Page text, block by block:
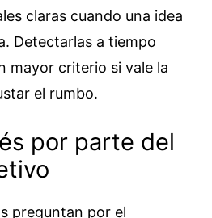
claras cuando una idea
Detectarlas a tiempo
mayor criterio si vale la
el rumbo.
por parte del
preguntan por el